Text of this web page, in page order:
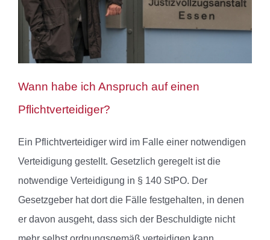
Wann habe ich Anspruch auf einen
Pflichtverteidiger?
Ein Pflichtverteidiger wird im Falle einer notwendigen
Verteidigung gestellt. Gesetzlich geregelt ist die
notwendige Verteidigung in § 140 StPO. Der
Gesetzgeber hat dort die Fälle festgehalten, in denen
er davon ausgeht, dass sich der Beschuldigte nicht